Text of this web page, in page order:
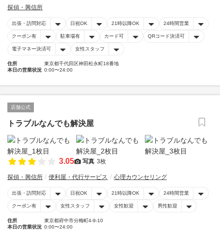
探偵・興信所
出張・訪問対応 日祝OK 21時以降OK 24時間営業
クーポン有 駐車場有 カード可 QRコード決済可
電子マネー決済可 女性スタッフ
住所
東京都千代田区神田松永町18番地
本日の営業状況 0:00〜24:00
店舗公式
トラブルなんでも解決屋
3.05 写真 3枚
探偵・興信所 便利屋・代行サービス 心理カウンセリング
出張・訪問対応 日祝OK 21時以降OK 24時間営業
クーポン有 女性スタッフ 女性歓迎 男性歓迎
住所
東京都府中市分梅町4-9-10
本日の営業状況 0:00〜24:00